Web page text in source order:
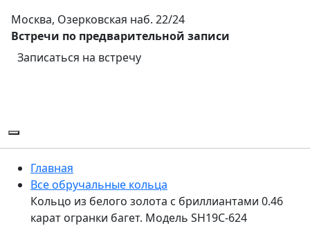
Москва, Озерковская наб. 22/24
Встречи по предварительной записи
Записаться на встречу
Главная
Все обручальные кольца
Кольцо из белого золота с бриллиантами 0.46
карат огранки багет. Модель SH19C-624